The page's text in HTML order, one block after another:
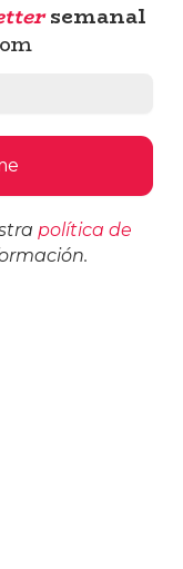
semanal
política de